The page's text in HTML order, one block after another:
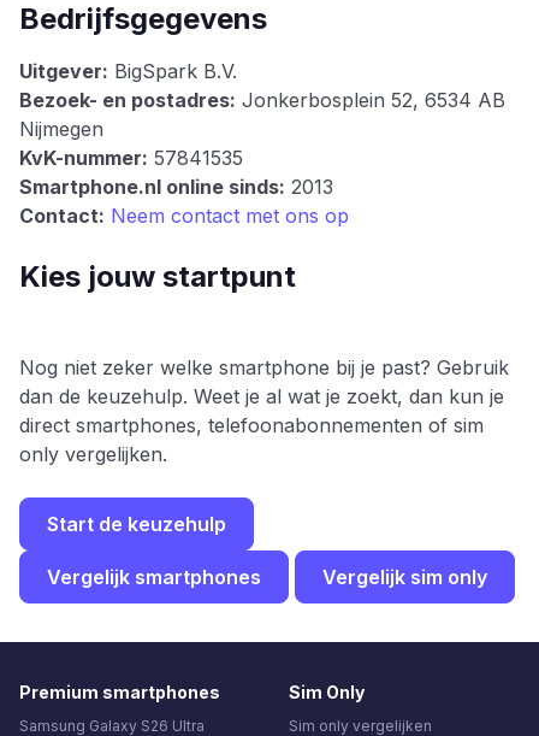
Bedrijfsgegevens
Uitgever: BigSpark B.V.
Bezoek- en postadres: Jonkerbosplein 52, 6534 AB
Nijmegen
KvK-nummer: 57841535
Smartphone.nl online sinds: 2013
Contact: Neem contact met ons op
Kies jouw startpunt
Nog niet zeker welke smartphone bij je past? Gebruik
dan de keuzehulp. Weet je al wat je zoekt, dan kun je
direct smartphones, telefoonabonnementen of sim
only vergelijken.
Start de keuzehulp
Vergelijk smartphones Vergelijk sim only
Premium smartphones
Samsung Galaxy S26 Ultra
Sim Only
Sim only vergelijken